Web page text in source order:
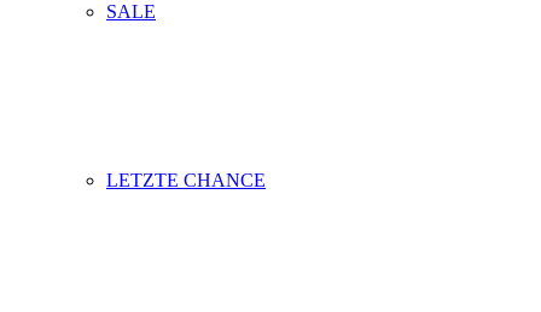
SALE
LETZTE CHANCE